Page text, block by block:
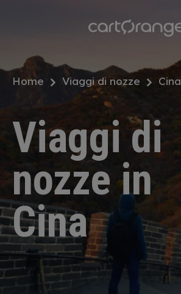
Home Viaggi di nozze Cina
Viaggi di
nozze in
Cina